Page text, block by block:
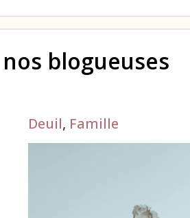
blogueuses
Deuil, Famille